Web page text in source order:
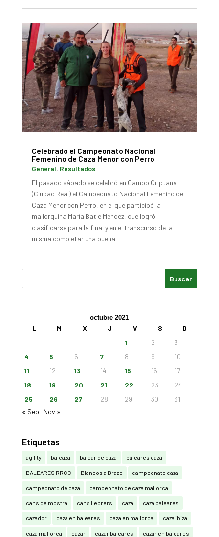
Celebrado el Campeonato Nacional
Femenino de Caza Menor con Perro
General, Resultados
El pasado sábado se celebró en Campo Criptana
(Ciudad Real) el Campeonato Nacional Femenino de
Caza Menor con Perro, en el que participó la
mallorquina María Batle Méndez, que logró
clasificarse para la final y en el transcurso de la
misma completar una buena…
octubre 2021
L M X J V S
D
1
2
3
4
5 6 7 8 9
10
11
12 13 14 15 16
17
18
19 20 21 22 23
24
25
26 27 28 29 30
31
« Sep
Nov »
Etiquetas
agility balcaza balear de caza baleares caza
BALEARES RRCC Blancos a Brazo campeonato caza
campeonato de caza campeonato de caza mallorca
cans de mostra cans llebrers caza caza baleares
cazador caza en baleares caza en mallorca caza ibiza
caza mallorca cazar cazar baleares cazar en baleares